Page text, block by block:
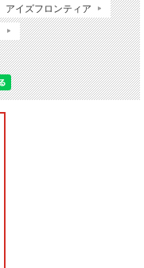
アイズフロンティア